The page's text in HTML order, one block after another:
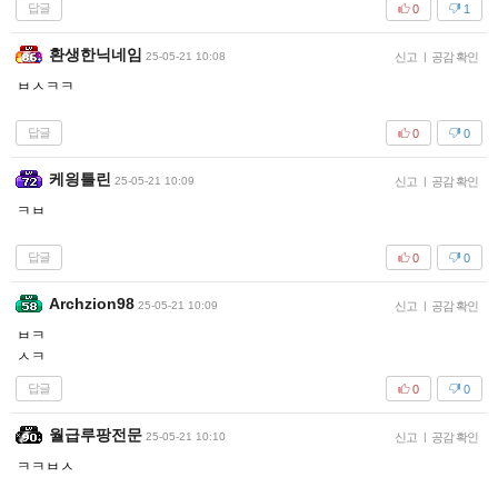
답글 1
0
환생한닉네임 25-05-21 10:08 신고 | 공감 확인
ㅂㅅㅋㅋ
답글 0
0
케읭틀린 25-05-21 10:09 신고 | 공감 확인
ㅋㅂ
답글 0
0
Archzion98 25-05-21 10:09 신고 | 공감 확인
ㅂㅋ
ㅅㅋ
답글 0
0
월급루팡전문 25-05-21 10:10 신고 | 공감 확인
ㅋㅋㅂㅅ